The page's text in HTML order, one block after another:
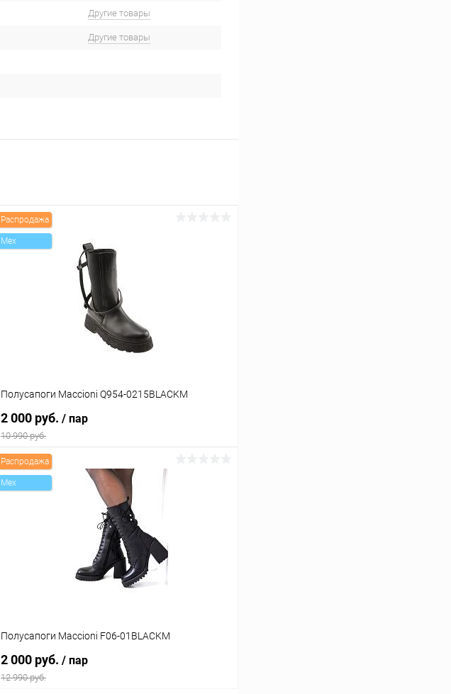
Другие товары
Другие товары
Распродажа
Mex
Полусапоги Maccioni Q954-0215BLACKM
2 000 руб. / пар
10 990 руб.
В корзину
В наличии
Распродажа
Mex
Полусапоги Maccioni F06-01BLACKM
2 000 руб. / пар
12 990 руб.